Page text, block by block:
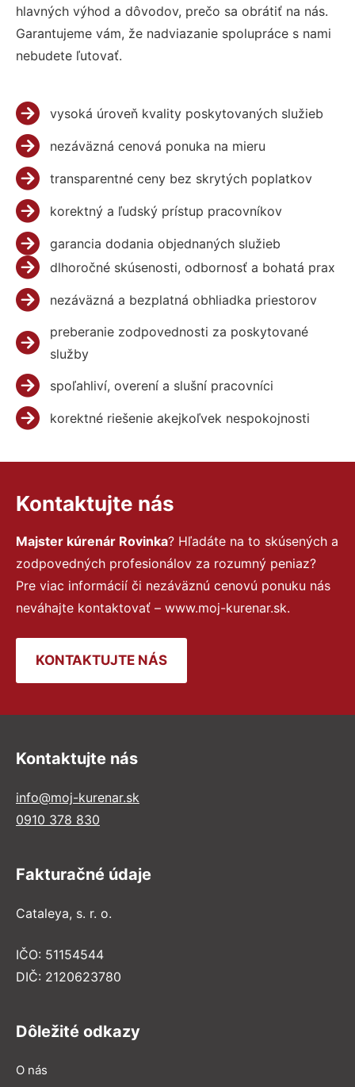
hlavných výhod a dôvodov, prečo sa obrátiť na nás.
Garantujeme vám, že nadviazanie spolupráce s nami
nebudete ľutovať.
vysoká úroveň kvality poskytovaných služieb
nezáväzná cenová ponuka na mieru
transparentné ceny bez skrytých poplatkov
korektný a ľudský prístup pracovníkov
garancia dodania objednaných služieb
dlhoročné skúsenosti, odbornosť a bohatá prax
nezáväzná a bezplatná obhliadka priestorov
preberanie zodpovednosti za poskytované
služby
spoľahliví, overení a slušní pracovníci
korektné riešenie akejkoľvek nespokojnosti
Kontaktujte nás
Majster kúrenár Rovinka? Hľadáte na to skúsených a
zodpovedných profesionálov za rozumný peniaz?
Pre viac informácií či nezáväznú cenovú ponuku nás
neváhajte kontaktovať – www.moj-kurenar.sk.
KONTAKTUJTE NÁS
Kontaktujte nás
info@moj-kurenar.sk
0910 378 830
Fakturačné údaje
Cataleya, s. r. o.
IČO: 51154544
DIČ: 2120623780
Dôležité odkazy
O nás